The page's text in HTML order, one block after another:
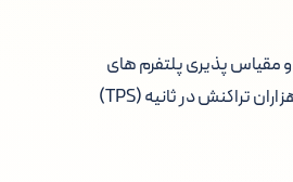
پذیری پلتفرم های
نسل اول مانند بیت کوین و اتریوم طراحی شده اند. این بلاکچین ها هدفشان پردازش هزاران تراکنش در ثانیه (TPS)